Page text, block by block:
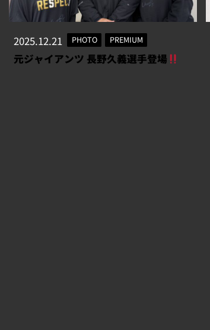
2025.12.21 PHOTO PREMIUM
元ジャイアンツ 長野久義選手登場